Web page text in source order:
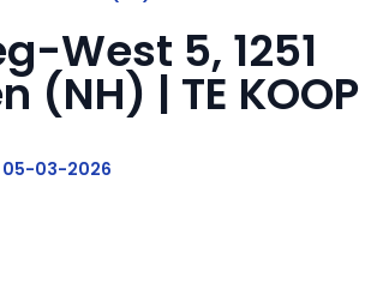
West 5, 1251
(NH) | TE KOOP
05-03-2026